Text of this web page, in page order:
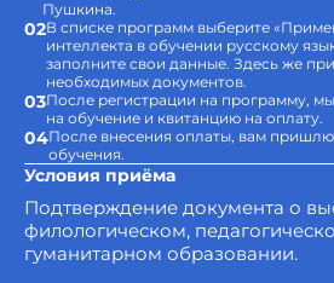
Пушкина.
02В списке программ выберите
интеллекта в обучении русскому
заполните свои данные. Здесь же
необходимых документов.
03После регистрации на программу,
на обучение и квитанцию на оплату.
04После внесения оплаты, вам
обучения.
Условия приёма
Подтверждение документа о
филологическом,
гуманитарном образовании.